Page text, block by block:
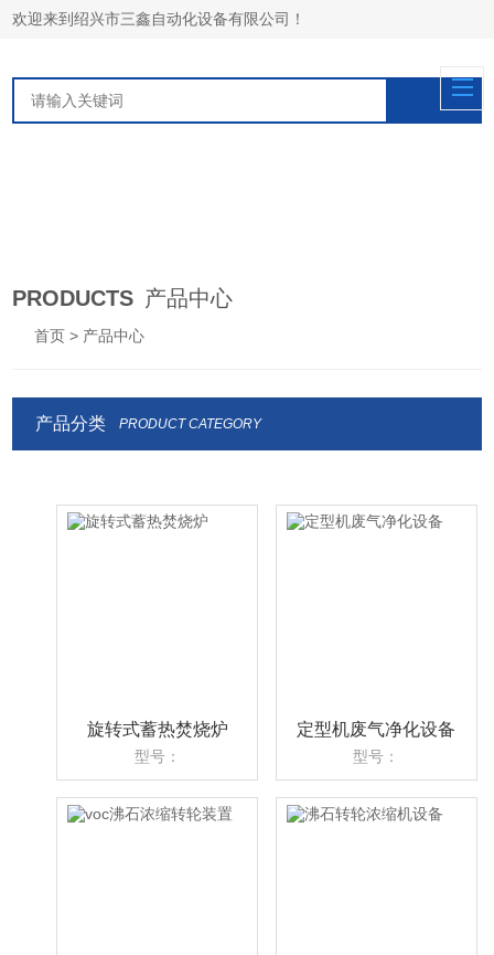
欢迎来到绍兴市三鑫自动化设备有限公司！
PRODUCTS 产品中心
首页 > 产品中心
产品分类 PRODUCT CATEGORY
旋转式蓄热焚烧炉
型号：
定型机废气净化设备
型号：